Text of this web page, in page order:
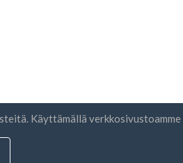
Käyttämällä verkkosivustoamme